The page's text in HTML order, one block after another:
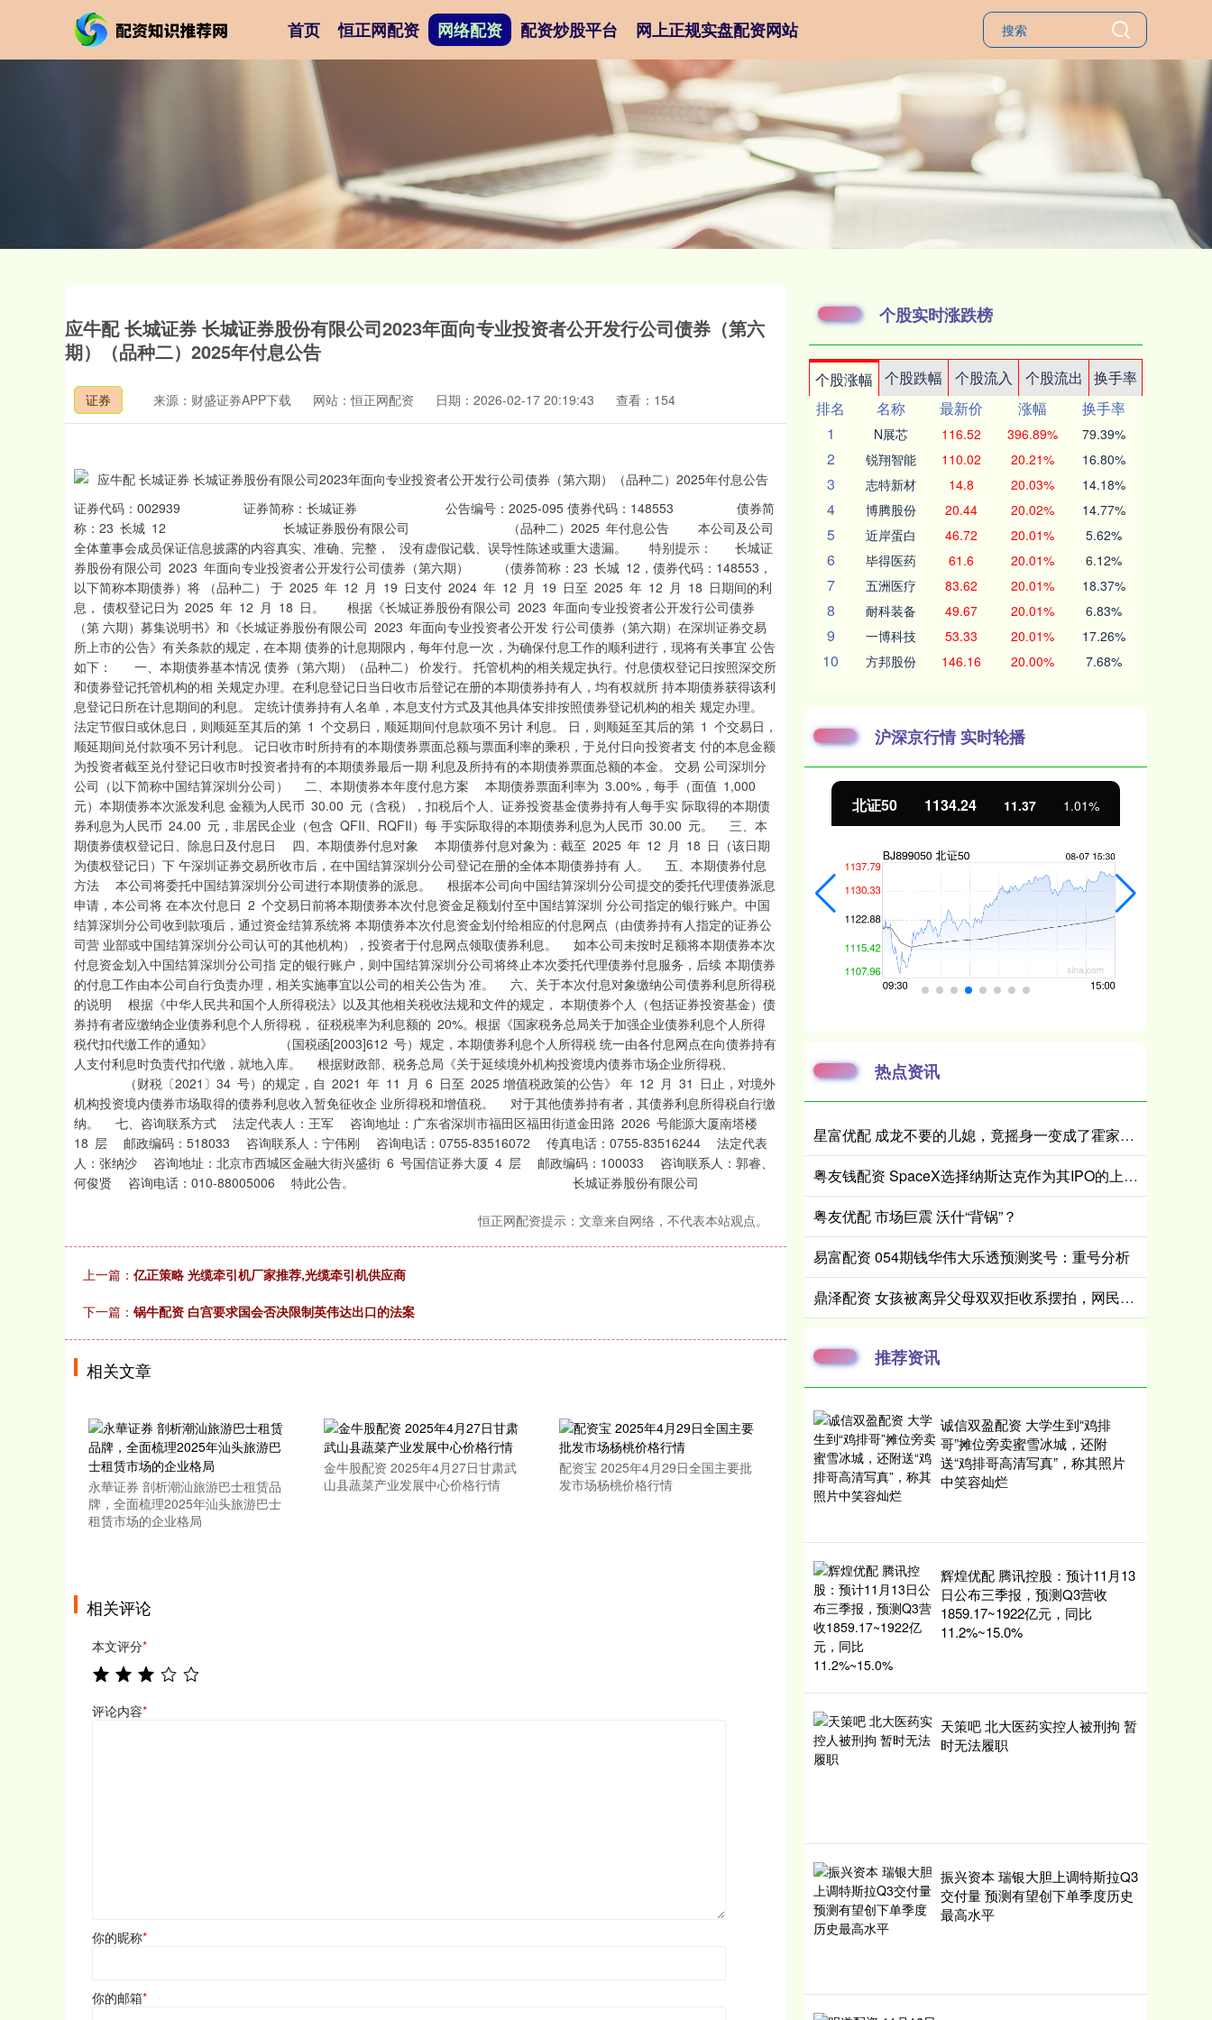
首页 恒正网配资 网络配资 配资炒股平台 网上正规实盘配资网站
应牛配 长城证券 长城证券股份有限公司2023年面向专业投资者公开发行公司债券（第六
期）（品种二）2025年付息公告
证券 来源：财盛证券APP下载 网站：恒正网配资 日期：2026-02-17 20:19:43 查看：154
证券代码：002939 证券简称：长城证券 公告编号：2025-095 债券代码：148553 债券简
称：23 长城 12 长城证券股份有限公司 （品种二）2025 年付息公告 本公司及公司
全体董事会成员保证信息披露的内容真实、准确、完整， 没有虚假记载、误导性陈述或重大遗漏。 特别提示： 长城证
券股份有限公司 2023 年面向专业投资者公开发行公司债券（第六期） （债券简称：23 长城 12，债券代码：148553，
以下简称本期债券）将 （品种二） 于 2025 年 12 月 19 日支付 2024 年 12 月 19 日至 2025 年 12 月 18 日期间的利
息， 债权登记日为 2025 年 12 月 18 日。 根据《长城证券股份有限公司 2023 年面向专业投资者公开发行公司债券
（第 六期）募集说明书》和《长城证券股份有限公司 2023 年面向专业投资者公开发 行公司债券（第六期）在深圳证券交易
所上市的公告》有关条款的规定，在本期 债券的计息期限内，每年付息一次，为确保付息工作的顺利进行，现将有关事宜 公告
如下： 一、本期债券基本情况 债券（第六期）（品种二） 价发行。 托管机构的相关规定执行。付息债权登记日按照深交所
和债券登记托管机构的相 关规定办理。在利息登记日当日收市后登记在册的本期债券持有人，均有权就所 持本期债券获得该利
息登记日所在计息期间的利息。 定统计债券持有人名单，本息支付方式及其他具体安排按照债券登记机构的相关 规定办理。
法定节假日或休息日，则顺延至其后的第 1 个交易日，顺延期间付息款项不另计 利息。 日，则顺延至其后的第 1 个交易日，
顺延期间兑付款项不另计利息。 记日收市时所持有的本期债券票面总额与票面利率的乘积，于兑付日向投资者支 付的本息金额
为投资者截至兑付登记日收市时投资者持有的本期债券最后一期 利息及所持有的本期债券票面总额的本金。 交易 公司深圳分
公司（以下简称中国结算深圳分公司） 二、本期债券本年度付息方案 本期债券票面利率为 3.00%，每手（面值 1,000
元）本期债券本次派发利息 金额为人民币 30.00 元（含税），扣税后个人、证券投资基金债券持有人每手实 际取得的本期债
券利息为人民币 24.00 元，非居民企业（包含 QFII、RQFII）每 手实际取得的本期债券利息为人民币 30.00 元。 三、本
期债券债权登记日、除息日及付息日 四、本期债券付息对象 本期债券付息对象为：截至 2025 年 12 月 18 日（该日期
为债权登记日）下 午深圳证券交易所收市后，在中国结算深圳分公司登记在册的全体本期债券持有 人。 五、本期债券付息
方法 本公司将委托中国结算深圳分公司进行本期债券的派息。 根据本公司向中国结算深圳分公司提交的委托代理债券派息
申请，本公司将 在本次付息日 2 个交易日前将本期债券本次付息资金足额划付至中国结算深圳 分公司指定的银行账户。中国
结算深圳分公司收到款项后，通过资金结算系统将 本期债券本次付息资金划付给相应的付息网点（由债券持有人指定的证券公
司营 业部或中国结算深圳分公司认可的其他机构），投资者于付息网点领取债券利息。 如本公司未按时足额将本期债券本次
付息资金划入中国结算深圳分公司指 定的银行账户，则中国结算深圳分公司将终止本次委托代理债券付息服务，后续 本期债券
的付息工作由本公司自行负责办理，相关实施事宜以公司的相关公告为 准。 六、关于本次付息对象缴纳公司债券利息所得税
的说明 根据《中华人民共和国个人所得税法》以及其他相关税收法规和文件的规定， 本期债券个人（包括证券投资基金）债
券持有者应缴纳企业债券利息个人所得税， 征税税率为利息额的 20%。根据《国家税务总局关于加强企业债券利息个人所得
税代扣代缴工作的通知》 （国税函[2003]612 号）规定，本期债券利息个人所得税 统一由各付息网点在向债券持有
人支付利息时负责代扣代缴，就地入库。 根据财政部、税务总局《关于延续境外机构投资境内债券市场企业所得税、
（财税〔2021〕34 号）的规定，自 2021 年 11 月 6 日至 2025 增值税政策的公告》 年 12 月 31 日止，对境外
机构投资境内债券市场取得的债券利息收入暂免征收企 业所得税和增值税。 对于其他债券持有者，其债券利息所得税自行缴
纳。 七、咨询联系方式 法定代表人：王军 咨询地址：广东省深圳市福田区福田街道金田路 2026 号能源大厦南塔楼
18 层 邮政编码：518033 咨询联系人：宁伟刚 咨询电话：0755-83516072 传真电话：0755-83516244 法定代表
人：张纳沙 咨询地址：北京市西城区金融大街兴盛街 6 号国信证券大厦 4 层 邮政编码：100033 咨询联系人：郭睿、
何俊贤 咨询电话：010-88005006 特此公告。 长城证券股份有限公司
恒正网配资提示：文章来自网络，不代表本站观点。
上一篇： 亿正策略 光缆牵引机厂家推荐,光缆牵引机供应商
下一篇： 锅牛配资 白宫要求国会否决限制英伟达出口的法案
相关文章
永華证券 剖析潮汕旅游巴士租赁品
牌，全面梳理2025年汕头旅游巴士
租赁市场的企业格局
金牛股配资 2025年4月27日甘肃武
山县蔬菜产业发展中心价格行情
配资宝 2025年4月29日全国主要批
发市场杨桃价格行情
相关评论
本文评分*
评论内容*
你的昵称*
你的邮箱*
个股实时涨跌榜
个股涨幅 个股跌幅 个股流入 个股流出
换手率
排名
名称 最新价 涨幅
换手率
1
N展芯 116.52 396.89% 79.39%
2 锐翔智能 110.02 20.21% 16.80%
3 志特新材 14.8 20.03% 14.18%
4 博腾股份 20.44 20.02% 14.77%
5 近岸蛋白 46.72 20.01% 5.62%
6 毕得医药 61.6 20.01% 6.12%
7 五洲医疗 83.62 20.01% 18.37%
8 耐科装备 49.67 20.01% 6.83%
9 一博科技 53.33 20.01% 17.26%
10 方邦股份 146.16 20.00% 7.68%
沪深京行情 实时轮播
1.02% 深证成指 14311.01 200.89 1.42% 沪深300 4694.44 43.13 0.93% 北证50 1134.24 11.37 1.01%
热点资讯
星富优配 成龙不要的儿媳，竟摇身一变成了霍家儿媳？感到意外的何止他一人
粤友钱配资 SpaceX选择纳斯达克作为其IPO的上市场所
粤友优配 市场巨震 沃什“背锅”？
易富配资 054期钱华伟大乐透预测奖号：重号分析
鼎泽配资 女孩被离异父母双双拒收系摆拍，网民捏造故事情节被罚
推荐资讯
诚信双盈配资 大学生到“鸡排
哥”摊位旁卖蜜雪冰城，还附
送“鸡排哥高清写真”，称其照片
中笑容灿烂
辉煌优配 腾讯控股：预计11月13
日公布三季报，预测Q3营收
1859.17~1922亿元，同比
11.2%~15.0%
天策吧 北大医药实控人被刑拘 暂
时无法履职
振兴资本 瑞银大胆上调特斯拉Q3
交付量 预测有望创下单季度历史
最高水平